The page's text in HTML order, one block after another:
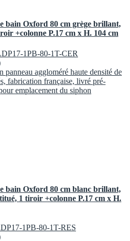
bain Oxford 80 cm grège brillant,
+colonne P.17 cm x H. 104 cm
1PB-80-1T-CER
panneau aggloméré haute densité de
fabrication française, livré pré-
emplacement du siphon
bain Oxford 80 cm blanc brillant,
1 tiroir +colonne P.17 cm x H.
1PB-80-1T-RES